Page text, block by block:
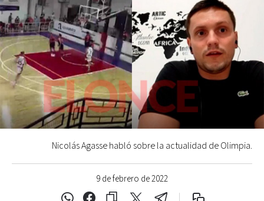
9 de febrero de 2022
Nicolás Agasse habló sobre la actualidad de Olimpia.